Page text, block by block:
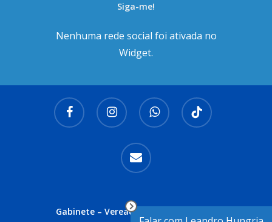
Siga-me!
Nenhuma rede social foi ativada no
Widget.
facebook instagram whatsapp tiktok
email
Gabinete – Vereador Leandro Hungria